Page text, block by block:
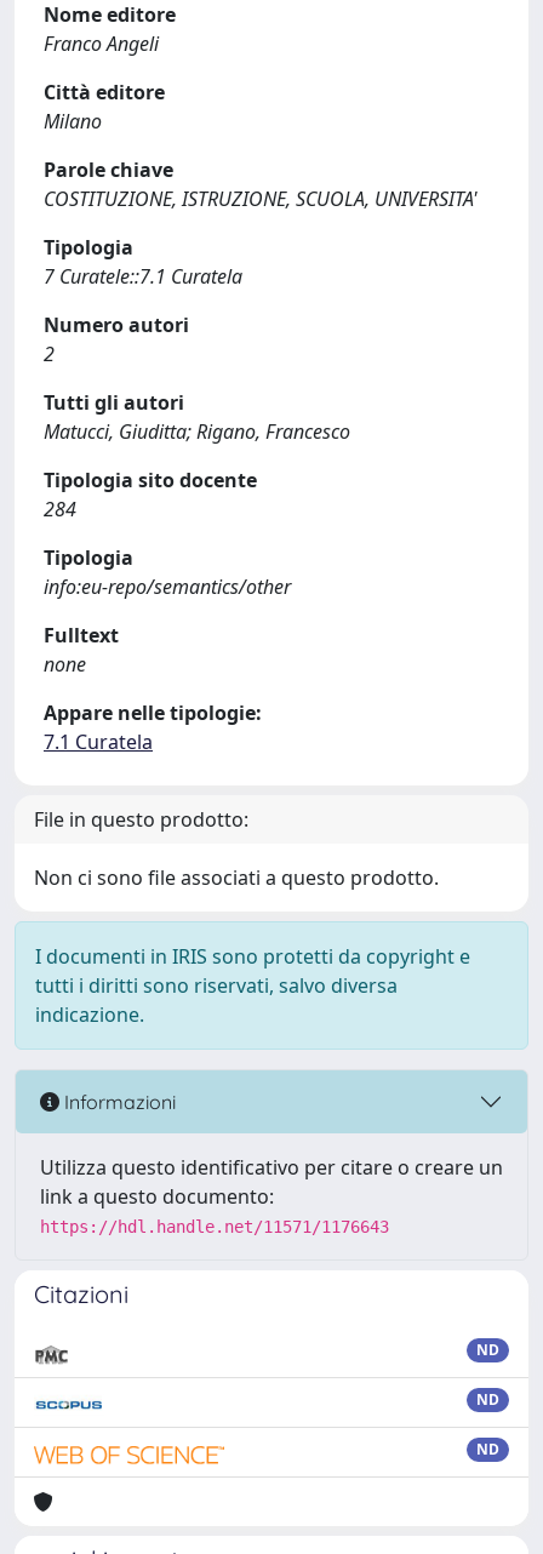
Nome editore
Franco Angeli
Città editore
Milano
Parole chiave
COSTITUZIONE, ISTRUZIONE, SCUOLA, UNIVERSITA'
Tipologia
7 Curatele::7.1 Curatela
Numero autori
2
Tutti gli autori
Matucci, Giuditta; Rigano, Francesco
Tipologia sito docente
284
Tipologia
info:eu-repo/semantics/other
Fulltext
none
Appare nelle tipologie:
7.1 Curatela
File in questo prodotto:
Non ci sono file associati a questo prodotto.
I documenti in IRIS sono protetti da copyright e
tutti i diritti sono riservati, salvo diversa
indicazione.
Informazioni
Utilizza questo identificativo per citare o creare un
link a questo documento:
https://hdl.handle.net/11571/1176643
Citazioni
ND
ND
ND